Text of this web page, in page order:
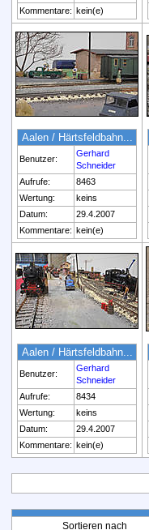
Kommentare: kein(e)
Aalen / Härtsfeldbahn...
Benutzer:
Gerhard
Schneider
Aufrufe:
8463
Wertung:
keins
Datum:
29.4.2007
Kommentare: kein(e)
Aalen / Härtsfeldbahn...
Benutzer:
Gerhard
Schneider
Aufrufe:
8434
Wertung:
keins
Datum:
29.4.2007
Kommentare: kein(e)
Sortieren nach